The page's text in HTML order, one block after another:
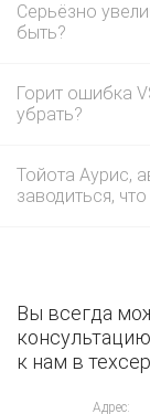
Серьёзно
быть?
Горит ошибка
убрать?
Тойота Аурис,
заводиться,
Вы всегда
к нам в
Адрес: